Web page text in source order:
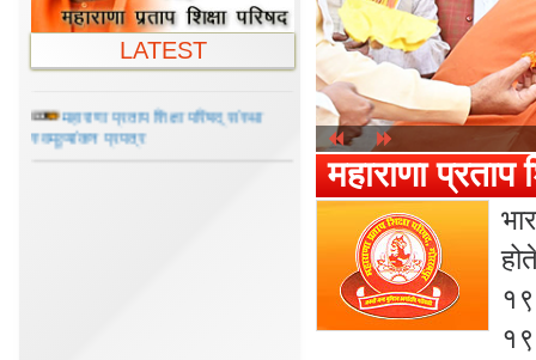
LATEST
संशोधित मार्गदर्शन व परामर्श दिशा निर्देश
2019 म0प्र0शि0प0
महाराणा प्रताप शिक्षा परिषद् संस्था
स्वमूल्यांकन प्रपत्र
महाराणा प्रताप